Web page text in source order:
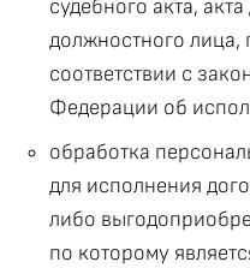
судебного акта,
должностного
соответствии с
Федерации об
обработка
для исполнения
либо
по которому